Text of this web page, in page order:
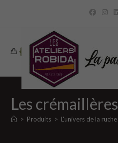
Les crémaillères
> Produits > L'univers de la ruche